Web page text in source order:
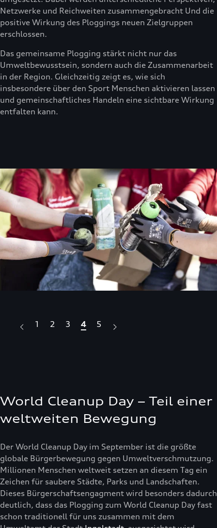
Netzwerke und Reichweiten zusammengebracht Und die
positive Wirkung des Ploggings neuen Zielgruppen
erschlossen.
Das gemeinsame Plogging stärkt nicht nur das
Umweltbewusstsein, sondern auch die Zusammenarbeit
in der Region. Gleichzeitig zeigt es, wie sich
insbesondere über den Sport Menschen aktivieren lassen
und gemeinschaftliches Handeln eine sichtbare Wirkung
entfalten kann.
1 2 3 4 5
World Cleanup Day – Teil einer
weltweiten Bewegung
Der World Cleanup Day im September ist die größte
globale Bürgerbewegung gegen Umweltverschmutzung.
Millionen Menschen weltweit setzen an diesem Tag ein
Zeichen für saubere Städte, Parks und Landschaften.
Dieses Bürgerschaftsengagment wird besonders dadurch
deutlich, dass das Plogging zum World Cleanup Day fast
schon traditionell für uns zusammen mit dem